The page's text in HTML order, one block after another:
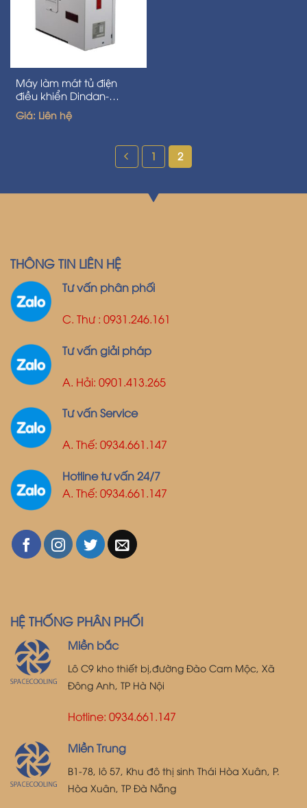
Máy làm mát tủ điện
điều khiển Dindan-
14ACU/005 300W
Giá: Liên hệ
1 2
THÔNG TIN LIÊN HỆ
Tư vấn phân phối
C. Thư : 0931.246.161
Tư vấn giải pháp
A. Hải: 0901.413.265
Tư vấn Service
A. Thế: 0934.661.147
Hotline tư vấn 24/7
A. Thế: 0934.661.147
HỆ THỐNG PHÂN PHỐI
Miền bắc
Lô C9 kho thiết bị,đường Đào Cam Mộc, Xã
Đông Anh, TP Hà Nội
Hotline: 0934.661.147
Miền Trung
B1-78, lô 57, Khu đô thị sinh Thái Hòa Xuân, P.
Hòa Xuân, TP Đà Nẵng